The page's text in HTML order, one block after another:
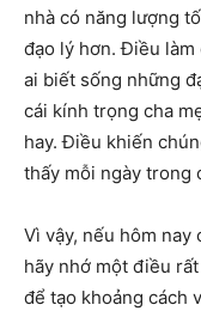
nhà có năng lượng
đạo lý hơn. Điều
ai biết sống những
cái kính trọng cha
hay. Điều khiến
thấy mỗi ngày trong
Vì vậy, nếu hôm nay
hãy nhớ một điều
để tạo khoảng cách